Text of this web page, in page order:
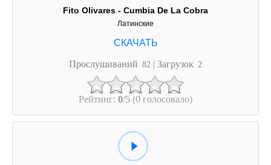
Fito Olivares - Cumbia De La Cobra
Латинские
Прослушиваний 82 | Загрузок 2
Рейтинг: 0/5 (0 голосовало)